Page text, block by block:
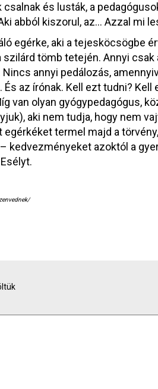
és lusták, a
abból kiszorul, az… Azzal mi
egérke, aki a tejesköcsögbe
tömb tetején. Annyi csak
annyi pedálozás,
az írónak. Kell ezt tudni? Kell
van olyan gyógypedagógus,
aki nem tudja, hogy nem
termel majd a
kedvezményeket azoktól a